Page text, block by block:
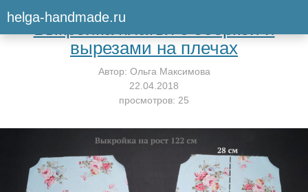
helga-handmade.ruВернуться к мастер-классу
Выкройка платья с оборкой и
вырезами на плечах
Автор: Ольга Максимова
22.04.2018
просмотров: 25